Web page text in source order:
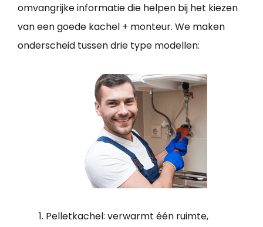
omvangrijke informatie die helpen bij het kiezen
van een goede kachel + monteur. We maken
onderscheid tussen drie type modellen:
Pelletkachel: verwarmt één ruimte,